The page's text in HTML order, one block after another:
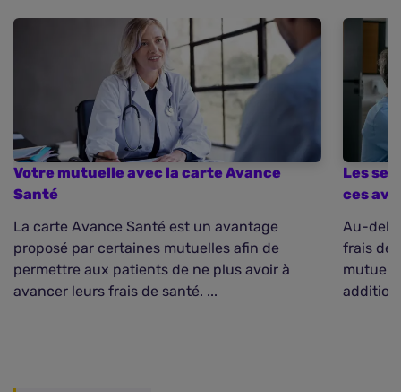
Votre mutuelle avec la carte Avance
Santé
La carte Avance Santé est un avantage
proposé par certaines mutuelles afin de
permettre aux patients de ne plus avoir à
avancer leurs frais de santé. ...
Les
ces
Au-delà
frais de